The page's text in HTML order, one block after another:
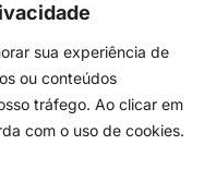
sua experiência de
ou conteúdos
tráfego. Ao clicar em
com o uso de cookies.
Início
Notícias
Contato
Política de Privacidade
Termos de Uso